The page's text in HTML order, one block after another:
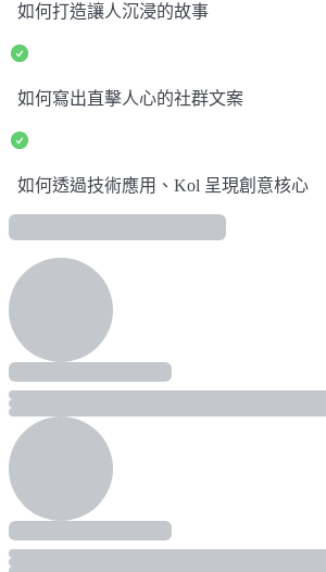
如何打造讓人沉浸的故事
如何寫出直擊人心的社群文案
如何透過技術應用、Kol 呈現創意核心